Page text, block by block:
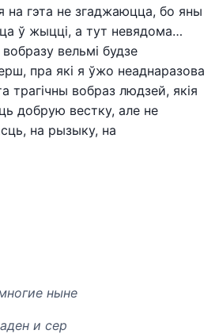
на гэта не згаджаюцца, бо яны
ў жыцці, а тут невядома…
вельмі будзе
пра які я ўжо неаднаразова
трагічны вобраз людзей, якія
добрую вестку, але не
на рызыку, на
ныне
и сер